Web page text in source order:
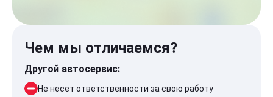
Чем мы отличаемся?
Другой автосервис:
Не несет ответственности за свою работу